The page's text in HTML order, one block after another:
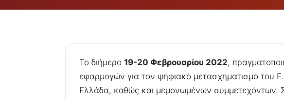
Το διήμερο19-20 Φεβρουαρίου 2022,
εφαρμογών για τον ψηφιακό μετασχηματισμό του
Ελλάδα, καθώς και μεμονωμένων συμμετεχόντων.